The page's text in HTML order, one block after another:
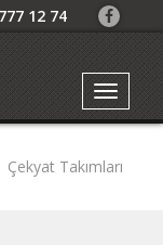
12 74
Çekyat Takımları